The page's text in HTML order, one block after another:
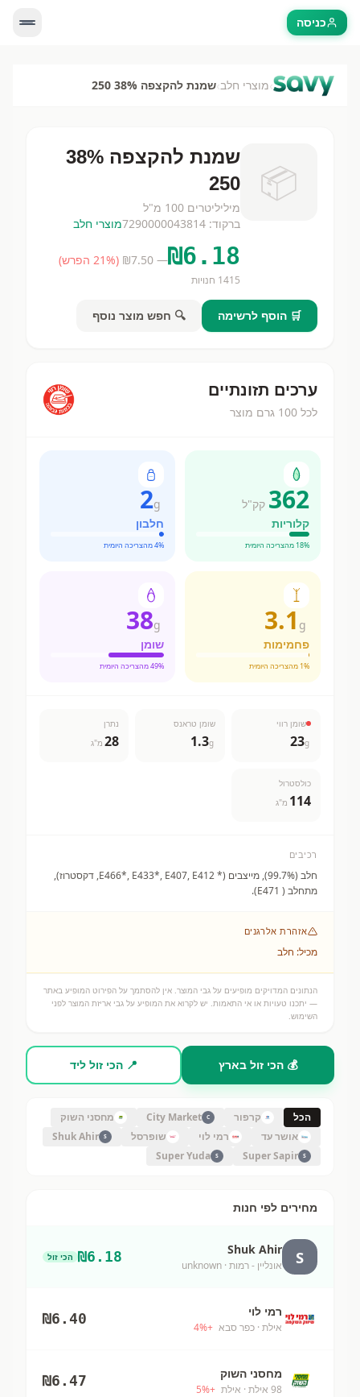
כניסה
›מוצרי חלב›שמנת להקצפה 38% 250
📦
שמנת להקצפה 38%
250
מיליליטרים 100 מ"ל
ברקוד: 7290000043814מוצרי חלב
₪6.18
— ₪
7.50
(
21% הפרש)
1415 חנויות
🛒 הוסף לרשימה 🔍 חפש מוצר נוסף
ערכים תזונתיים
לכל 100 גרם מוצר
362 קק"ל
קלוריות
18% מהצריכה היומית
2g
חלבון
4% מהצריכה היומית
3.1 g
פחמימות
1% מהצריכה היומית
38g
שומן
49% מהצריכה היומית
שומן רווי
23g
שומן טראנס
1.3g
נתרן
28 מ"ג
כולסטרול
114 מ"ג
רכיבים
חלב (99.7%), מייצבים (* E466*, E433*, E407, E412, דקסטרוז),
מתחלב ( E471).
אזהרת אלרגנים
מכיל: חלב
הנתונים המדויקים מופיעים על גבי המוצר. אין להסתמך על הפירוט המופיע באתר
— יתכנו טעויות או אי התאמות. יש לקרוא את המופיע על גבי אריזת המוצר לפני
השימוש.
💰 הכי זול בארץ 📍 הכי זול ליד
הכל קרפור C
City Market
מחסני השוק
אושר עד
רמי לוי שופרסל S
Shuk Ahir
S
Super Sapir
S
Super Yuda
מחירים לפי חנות
S
Shuk Ahir
אונליין - רמות · unknown
₪6.18 הכי זול
רמי לוי
אילת · כפר סבא +
4%
₪6.40
מחסני השוק
98 אילת · אילת +
5%
₪6.47